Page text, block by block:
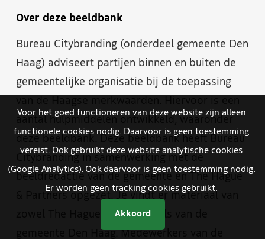
Over deze beeldbank
Bureau Citybranding (onderdeel gemeente Den
Haag) adviseert partijen binnen en buiten de
gemeentelijke organisatie bij de toepassing
aantal hulpmiddelen ontwikkeld, waaronder
deze beeldbank. Deze beeldbank heeft Bureau
Citybranding in samenwerking met de
beeldredactie van de gemeente en The Hague
& Partners opgezet. Je vindt er materiaal van
zowel The Hague & Partners als van de
gemeente Den Haag. Medewerkers van de
Voor het goed functioneren van deze website zijn alleen
functionele cookies nodig. Daarvoor is geen toestemming
vereist. Ook gebruikt deze website analytische cookies
(Google Analytics). Ook daarvoor is geen toestemming nodig.
Er worden geen tracking cookies gebruikt.
Akkoord